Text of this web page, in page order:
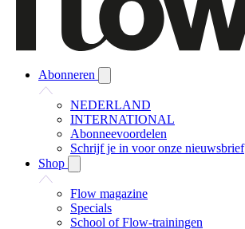
Abonneren
NEDERLAND
INTERNATIONAL
Abonneevoordelen
Schrijf je in voor onze nieuwsbrief
Shop
Flow magazine
Specials
School of Flow-trainingen